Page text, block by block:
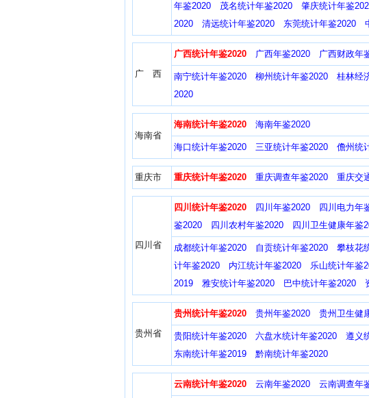
年鉴2020
茂名统计年鉴2020 肇庆统计年鉴
2020
清远统计年鉴2020 东莞统计年鉴2020
广 西
广西统计年鉴2020 广西年鉴2020 广西财政年
南宁统计年鉴2020 柳州统计年鉴2020 桂林经
2020
海南省
海南统计年鉴2020 海南年鉴2020
海口统计年鉴2020 三亚统计年鉴2020 儋州统
重庆市 重庆统计年鉴2020 重庆调查年鉴2020 重庆交
四川省
四川统计年鉴2020 四川年鉴2020 四川电力年
鉴2020
四川农村年鉴2020 四川卫生健康年鉴
成都统计年鉴2020 自贡统计年鉴2020 攀枝花
计年鉴2020
内江统计年鉴2020 乐山统计年鉴
2019
雅安统计年鉴2020 巴中统计年鉴2020
贵州省
贵州统计年鉴2020 贵州年鉴2020 贵州卫生健
贵阳统计年鉴2020 六盘水统计年鉴2020 遵义
东南统计年鉴2019
黔南统计年鉴2020
云南统计年鉴2020 云南年鉴2020 云南调查年